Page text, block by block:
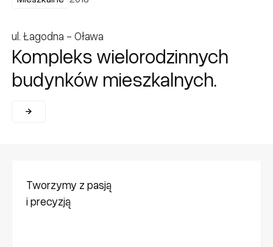
ul. Łagodna - Oława
Kompleks wielorodzinnych
budynków mieszkalnych.
Tworzymy z pasją
i precyzją